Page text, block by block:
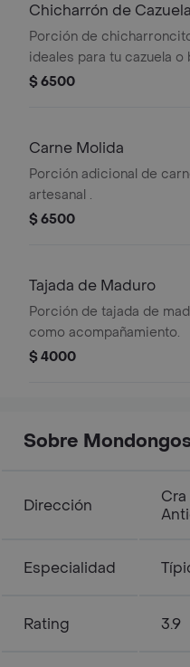
Chicharrón de Cazuela
Porción de
ideales para tu cazuela o
paisa .
$ 6500
Carne Molida
Porción adicional de
artesanal .
$ 6500
Tajada de Maduro
Porción de tajada de
como acompañamiento.
$ 4000
Sobre
Dirección
Especialidad
Rating 3.9